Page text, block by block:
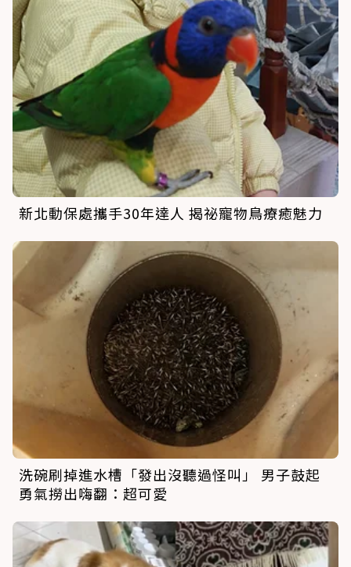
新北動保處攜手30年達人 揭祕寵物鳥療癒魅力
洗碗刷掉進水槽「發出沒聽過怪叫」 男子鼓起
勇氣撈出嗨翻：超可愛